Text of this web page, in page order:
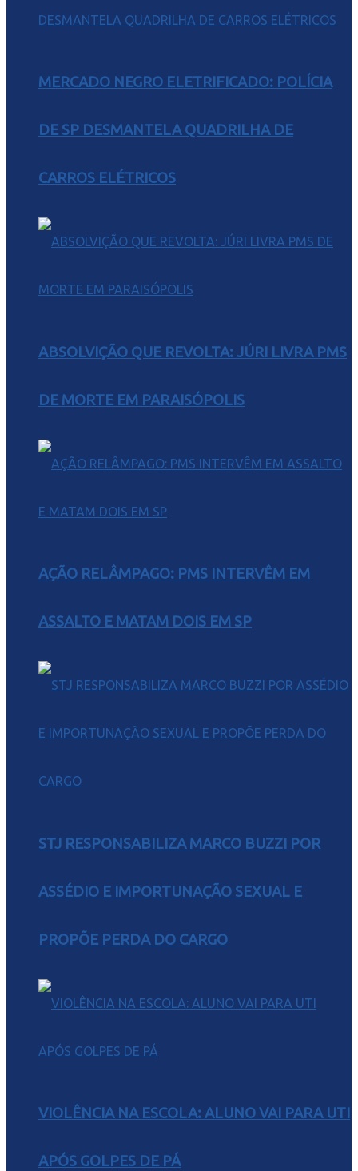
MERCADO NEGRO ELETRIFICADO: POLÍCIA
DE SP DESMANTELA QUADRILHA DE
CARROS ELÉTRICOS
ABSOLVIÇÃO QUE REVOLTA: JÚRI LIVRA PMS
DE MORTE EM PARAISÓPOLIS
AÇÃO RELÂMPAGO: PMS INTERVÊM EM
ASSALTO E MATAM DOIS EM SP
STJ RESPONSABILIZA MARCO BUZZI POR
ASSÉDIO E IMPORTUNAÇÃO SEXUAL E
PROPÕE PERDA DO CARGO
VIOLÊNCIA NA ESCOLA: ALUNO VAI PARA UTI
APÓS GOLPES DE PÁ